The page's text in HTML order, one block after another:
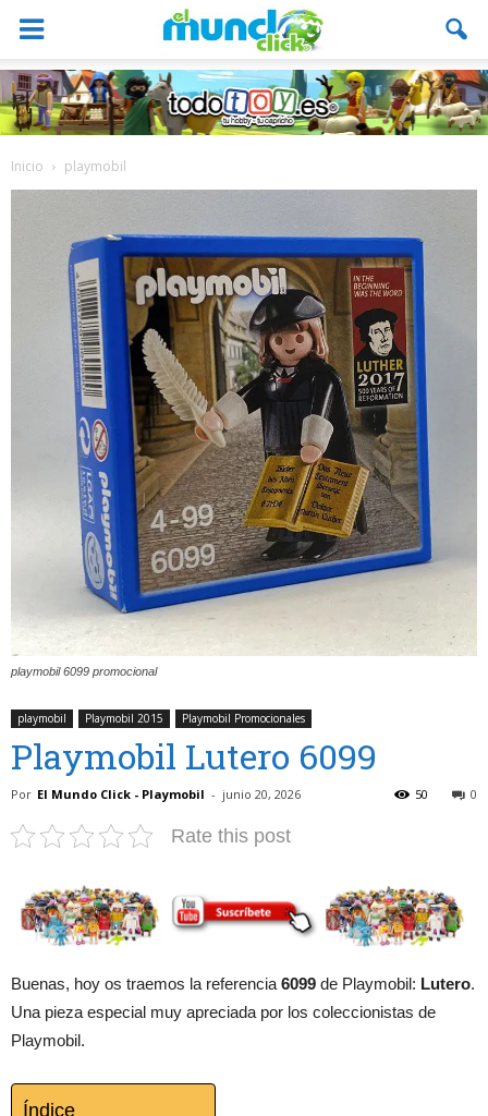
Inicio playmobil
playmobil 6099 promocional
playmobil Playmobil 2015 Playmobil Promocionales
Playmobil Lutero 6099
Por El Mundo Click - Playmobil - junio 20, 2026 0
50
Rate this post
Buenas, hoy os traemos la referencia 6099 de Playmobil: Lutero.
Una pieza especial muy apreciada por los coleccionistas de
Playmobil.
Índice